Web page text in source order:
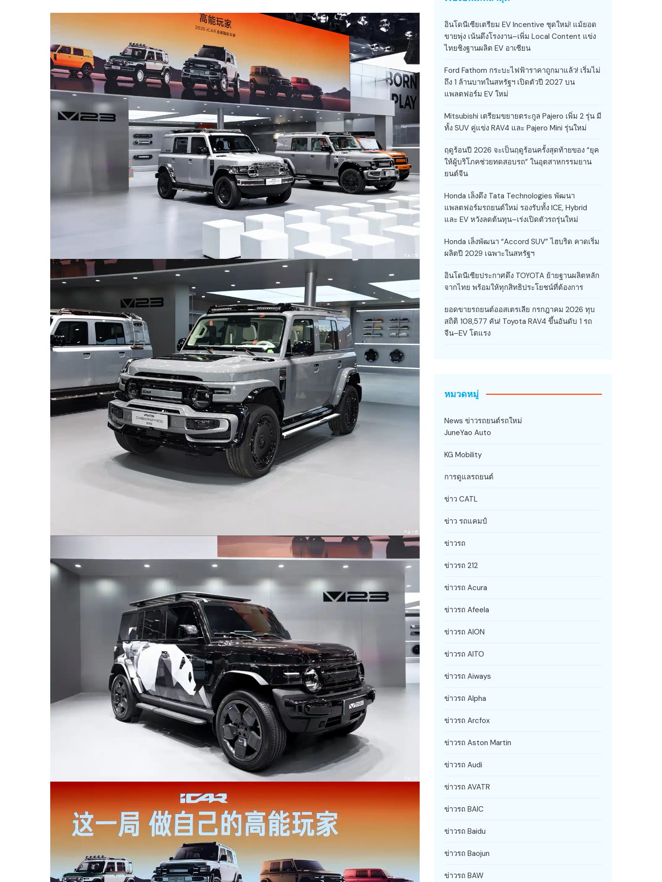
อินโดนีเซียเตรียม EV Incentive ชุดใหม่! แม้ยอด
ขายพุ่ง เน้นดึงโรงงาน–เพิ่ม Local Content แข่ง
ไทยชิงฐานผลิต EV อาเซียน
Ford Fathom กระบะไฟฟ้าราคาถูกมาแล้ว! เริ่มไม่
ถึง 1 ล้านบาทในสหรัฐฯ เปิดตัวปี 2027 บน
แพลตฟอร์ม EV ใหม่
Mitsubishi เตรียมขยายตระกูล Pajero เพิ่ม 2 รุ่น มี
ทั้ง SUV คู่แข่ง RAV4 และ Pajero Mini รุ่นใหม่
ฤดูร้อนปี 2026 จะเป็นฤดูร้อนครั้งสุดท้ายของ “ยุค
ให้ผู้บริโภคช่วยทดสอบรถ” ในอุตสาหกรรมยาน
ยนต์จีน
Honda เล็งดึง Tata Technologies พัฒนา
แพลตฟอร์มรถยนต์ใหม่ รองรับทั้ง ICE, Hybrid
และ EV หวังลดต้นทุน–เร่งเปิดตัวรถรุ่นใหม่
Honda เล็งพัฒนา “Accord SUV” ไฮบริด คาดเริ่ม
ผลิตปี 2029 เฉพาะในสหรัฐฯ
อินโดนีเซียประกาศดึง TOYOTA ย้ายฐานผลิตหลัก
จากไทย พร้อมให้ทุกสิทธิประโยชน์ที่ต้องการ
ยอดขายรถยนต์ออสเตรเลีย กรกฎาคม 2026 ทุบ
สถิติ 108,577 คัน! Toyota RAV4 ขึ้นอันดับ 1 รถ
จีน–EV โตแรง
หมวดหมู่
News ข่าวรถยนต์รถใหม่
JuneYao Auto
KG Mobility
การดูแลรถยนต์
ข่าว CATL
ข่าว รถแคมป์
ข่าวรถ
ข่าวรถ 212
ข่าวรถ Acura
ข่าวรถ Afeela
ข่าวรถ AION
ข่าวรถ AITO
ข่าวรถ Aiways
ข่าวรถ Alpha
ข่าวรถ Arcfox
ข่าวรถ Aston Martin
ข่าวรถ Audi
ข่าวรถ AVATR
ข่าวรถ BAIC
ข่าวรถ Baidu
ข่าวรถ Baojun
ข่าวรถ BAW